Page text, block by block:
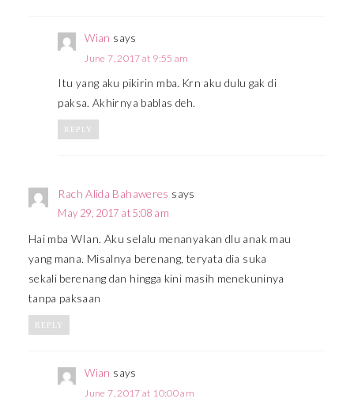
Wian says
June 7, 2017 at 9:55 am
Itu yang aku pikirin mba. Krn aku dulu gak di
paksa. Akhirnya bablas deh.
REPLY
Rach Alida Bahaweres says
May 29, 2017 at 5:08 am
Hai mba WIan. Aku selalu menanyakan dlu anak mau
yang mana. Misalnya berenang, teryata dia suka
sekali berenang dan hingga kini masih menekuninya
tanpa paksaan
REPLY
Wian says
June 7, 2017 at 10:00 am